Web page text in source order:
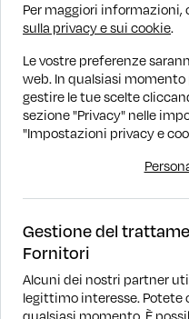
Benzina Manuale
Volkswagen T-Roc
1.0 TSI 110cv Life
€ 19.890€ 21.890
Finanziamento
DOVE SIAMO
Per maggiori informazioni,
sulla privacy e sui cookie.
Le vostre preferenze
web. In qualsiasi
gestire le tue scelte
sezione "Privacy" nelle
"Impostazioni privacy e
Gestione del
Fornitori
Alcuni dei nostri partner
legittimo interesse.